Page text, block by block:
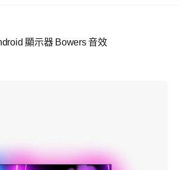
顯示器 Bowers 音效